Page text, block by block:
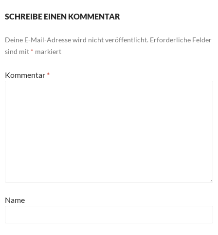
SCHREIBE EINEN KOMMENTAR
Deine E-Mail-Adresse wird nicht veröffentlicht. Erforderliche Felder
sind mit * markiert
Kommentar *
Name